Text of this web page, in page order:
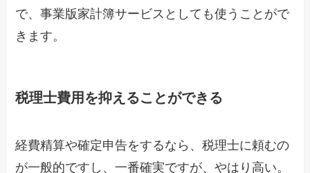
で、事業版家計簿サービスとしても使うことがで
きます。
税理士費用を抑えることができる
経費精算や確定申告をするなら、税理士に頼むの
が一般的ですし、一番確実ですが、やはり高い。